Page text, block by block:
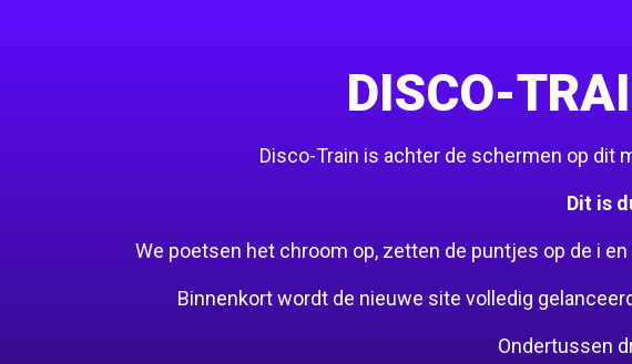
DISCO-
Disco-Train is achter de schermen op dit
Dit is
We poetsen het chroom op, zetten de puntjes op de i
Binnenkort wordt de nieuwe site volledig
Ondertussen